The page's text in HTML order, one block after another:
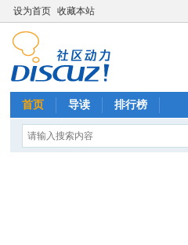
设为首页 收藏本站
首页 导读 排行榜